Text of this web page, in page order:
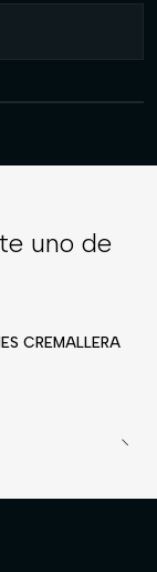
uno de
CREMALLERA